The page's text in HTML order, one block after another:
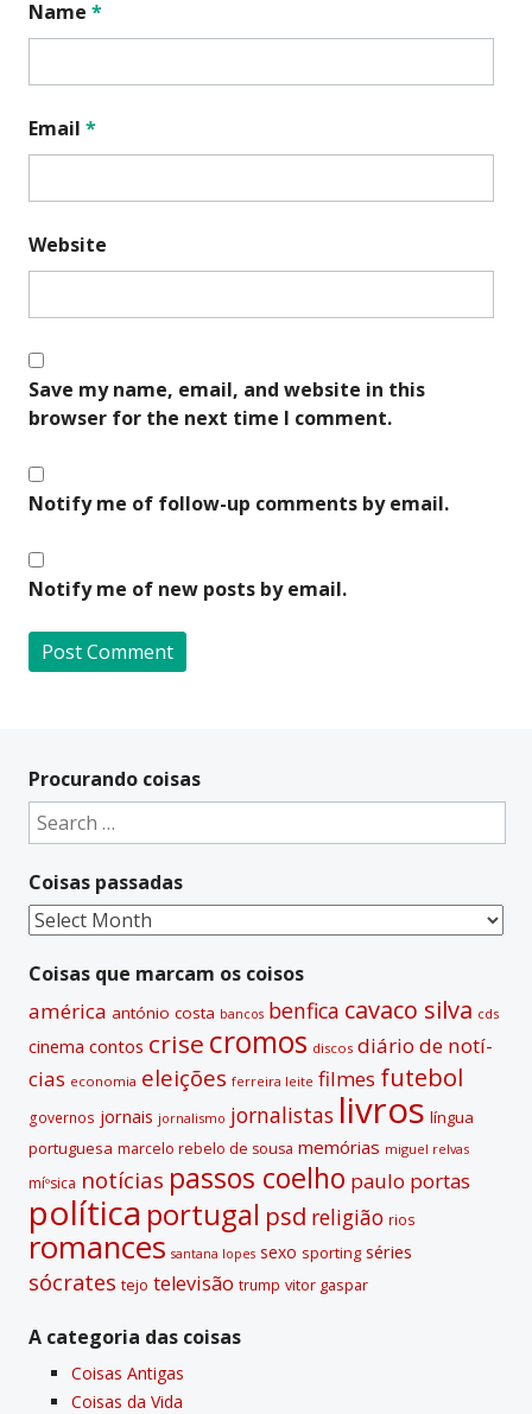
Name *
Email *
Website
Save my name, email, and website in this
browser for the next time I comment.
Notify me of follow-up comments by email.
Notify me of new posts by email.
t
e
a
t
i
v
Procurando coisas
Search
for:
Coisas passadas
Coisas
Coisas que marcam os coisos
américa antónio costa bancos benfica cavaco silva cds
cinema contos crise cromos discos diário de notí­
cias economia eleições ferreira leite filmes futebol
governos jornais jornalismo jornalistas livros lí­ngua
portuguesa marcelo rebelo de sousa memórias miguel relvas
míºsica notí­cias passos coelho paulo portas
polí­tica portugal psd religião rios
romances santana lopes sexo sporting séries
sócrates tejo televisão trump vitor gaspar
A categoria das coisas
Coisas Antigas
Coisas da Vida